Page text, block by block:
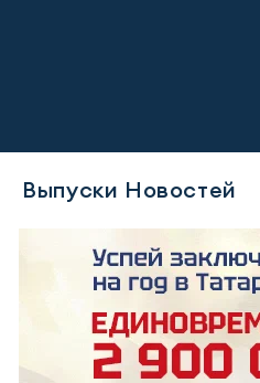
Выпуски Новостей